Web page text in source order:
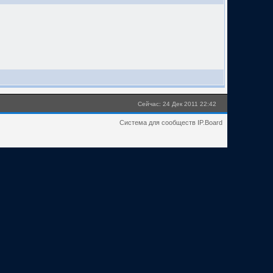
Сейчас: 24 Дек 2011 22:42
Система для сообществ IP.Board